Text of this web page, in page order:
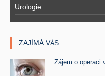
Urologie
ZAJÍMÁ VÁS
Zájem o operaci